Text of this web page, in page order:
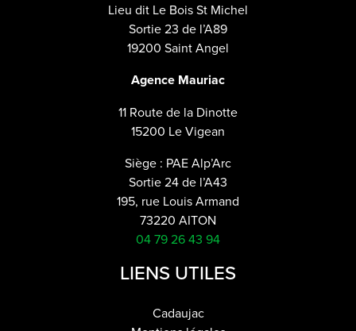
Lieu dit Le Bois St Michel
Sortie 23 de l’A89
19200 Saint Angel
Agence Mauriac
11 Route de la Dinotte
15200 Le Vigean
Siège : PAE Alp’Arc
Sortie 24 de l’A43
195, rue Louis Armand
73220 AITON
04 79 26 43 94
LIENS UTILES
Cadaujac